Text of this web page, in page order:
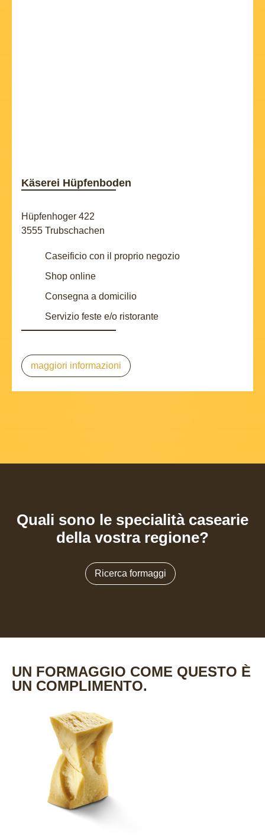
Käserei Hüpfenboden
Hüpfenhoger 422
3555 Trubschachen
Caseificio con il proprio negozio
Shop online
Consegna a domicilio
Servizio feste e/o ristorante
maggiori informazioni
Quali sono le specialità casearie
della vostra regione?
Ricerca formaggi
UN FORMAGGIO COME QUESTO È
UN COMPLIMENTO.